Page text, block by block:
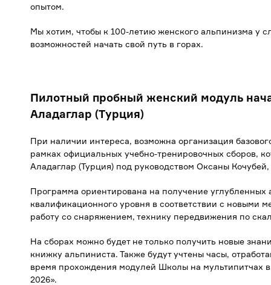
опытом.
Мы хотим, чтобы к 100-летию женского альпинизма у
возможностей начать свой путь в горах.
Пилотный пробный женский модуль
Аладаглар (Турция)
При наличии интереса, возможна организация
рамках официальных учебно-тренировочных сборов,
Аладаглар (Турция) под руководством Оксаны
Программа ориентирована на получение
квалификационного уровня в соответствии с новыми
работу со снаряжением, технику передвижения по
На сборах можно будет не только получить новые
книжку альпиниста. Также будут учтены часы,
время прохождения модулей Школы на мультипитчах
2026».